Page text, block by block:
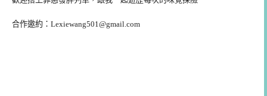
合作邀約： Lexiewang501@gmail.com